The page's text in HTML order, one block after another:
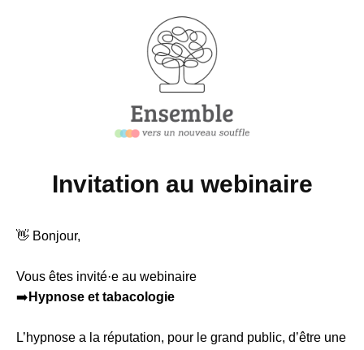
Invitation au webinaire
👋 Bonjour,
Vous êtes invité·e au webinaire
➡️ Hypnose et tabacologie
L’hypnose a la réputation, pour le grand public, d’être une